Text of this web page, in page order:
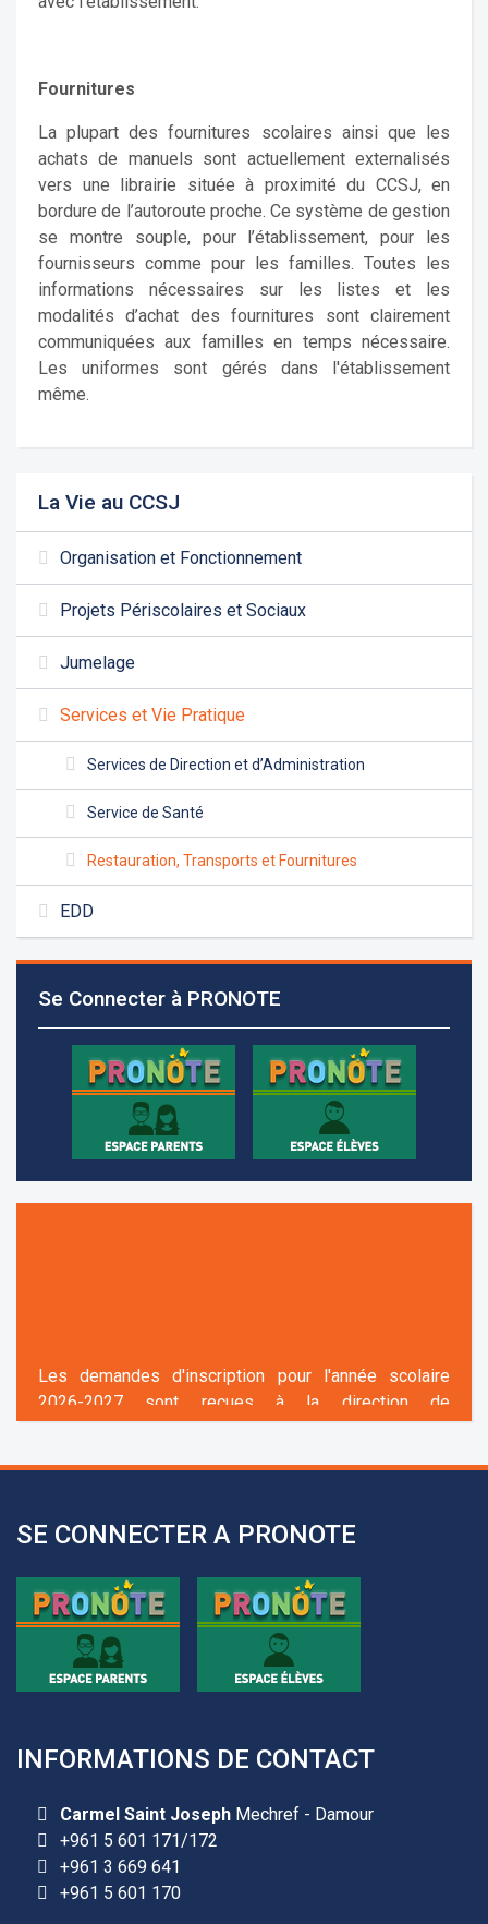
Fournitures
La plupart des fournitures scolaires ainsi que les
achats de manuels sont actuellement externalisés
vers une librairie située à proximité du CCSJ, en
bordure de l’autoroute proche. Ce système de gestion
se montre souple, pour l’établissement, pour les
fournisseurs comme pour les familles. Toutes les
informations nécessaires sur les listes et les
modalités d’achat des fournitures sont clairement
communiquées aux familles en temps nécessaire.
Les uniformes sont gérés dans l'établissement
même.
La Vie au CCSJ
Organisation et Fonctionnement
Projets Périscolaires et Sociaux
Jumelage
Services et Vie Pratique
Services de Direction et d’Administration
Service de Santé
Restauration, Transports et Fournitures
EDD
Se Connecter à PRONOTE
Les demandes d'inscription pour l'année scolaire
2026-2027 sont reçues à la direction de
l'établissement selon des rendez-vous fixés à
+961 25 601 171
+961 25 601 172
+961 3 669 641
2026-2027 sont reçues à la direction de
+961 3 669 641
2026-2027 sont reçues à la direction de
l'établissement selon des rendez-vous fixés à
l’avance.
SE CONNECTER A PRONOTE
INFORMATIONS DE CONTACT
Carmel Saint Joseph Mechref - Damour
+961 5 601 171/172
+961 3 669 641
+961 5 601 170